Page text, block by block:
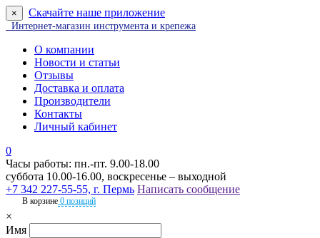
× Скачайте наше приложение
Интернет-магазин инструмента и крепежа
О компании
Новости и статьи
Отзывы
Доставка и оплата
Производители
Контакты
Личный кабинет
0
Часы работы: пн.-пт. 9.00-18.00
суббота 10.00-16.00, воскресенье – выходной
+7 342 227-55-55, г. Пермь Написать сообщение
В корзине 0 позиций
×
Имя